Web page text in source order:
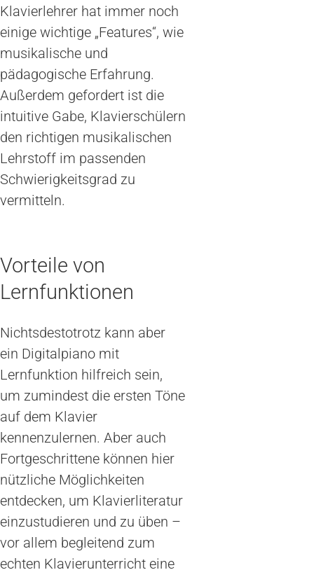
Klavierlehrer hat immer noch
einige wichtige „Features“, wie
musikalische und
pädagogische Erfahrung.
Außerdem gefordert ist die
intuitive Gabe, Klavierschülern
den richtigen musikalischen
Lehrstoff im passenden
Schwierigkeitsgrad zu
vermitteln.
Vorteile von
Lernfunktionen
Nichtsdestotrotz kann aber
ein Digitalpiano mit
Lernfunktion hilfreich sein,
um zumindest die ersten Töne
auf dem Klavier
kennenzulernen. Aber auch
Fortgeschrittene können hier
nützliche Möglichkeiten
entdecken, um Klavierliteratur
einzustudieren und zu üben –
vor allem begleitend zum
echten Klavierunterricht eine